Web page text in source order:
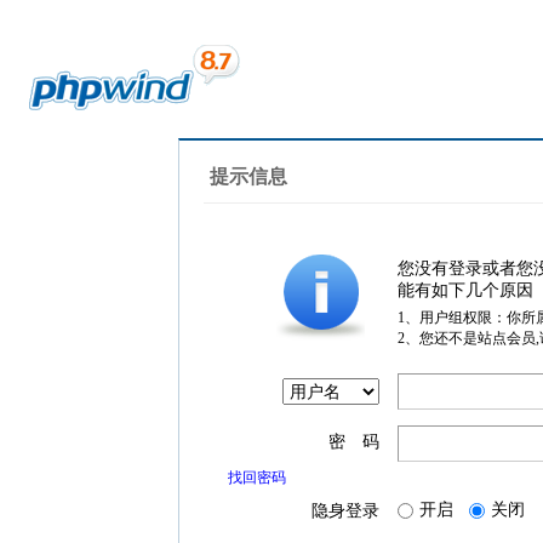
提示信息
您没有登录或者您
能有如下几个原因
1、用户组权限：你所
2、您还不是站点会员
密 码
找回密码
隐身登录 开启 关闭